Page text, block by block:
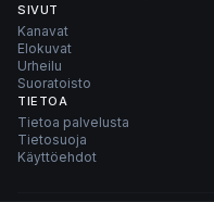
SIVUT
Kanavat
Elokuvat
Urheilu
Suoratoisto
TIETOA
Tietoa palvelusta
Tietosuoja
Käyttöehdot